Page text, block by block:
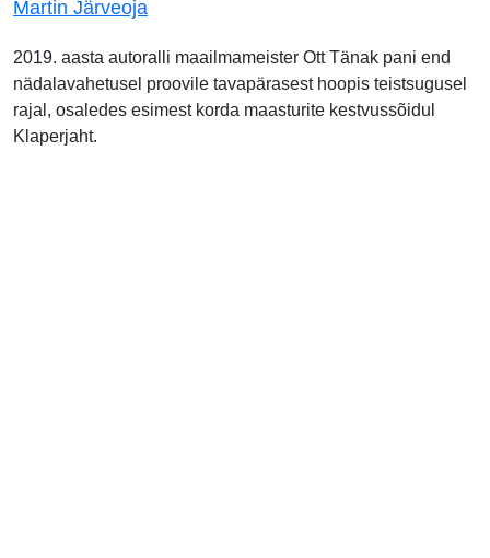
Martin Järveoja
2019. aasta autoralli maailmameister Ott Tänak pani end
nädalavahetusel proovile tavapärasest hoopis teistsugusel
rajal, osaledes esimest korda maasturite kestvussõidul
Klaperjaht.